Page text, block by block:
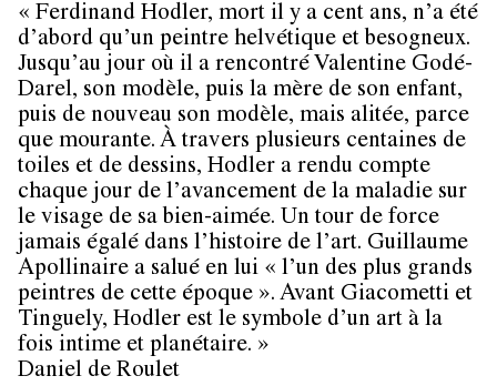
« Ferdinand Hodler, mort il y a cent ans, n’a été
d’abord qu’un peintre helvétique et besogneux.
Jusqu’au jour où il a rencontré Valentine Godé-
Darel, son modèle, puis la mère de son enfant,
puis de nouveau son modèle, mais alitée, parce
que mourante. À travers plusieurs centaines de
toiles et de dessins, Hodler a rendu compte
chaque jour de l’avancement de la maladie sur
le visage de sa bien-aimée. Un tour de force
jamais égalé dans l’histoire de l’art. Guillaume
Apollinaire a salué en lui « l’un des plus grands
peintres de cette époque ». Avant Giacometti et
Tinguely, Hodler est le symbole d’un art à la
fois intime et planétaire. »
Daniel de Roulet